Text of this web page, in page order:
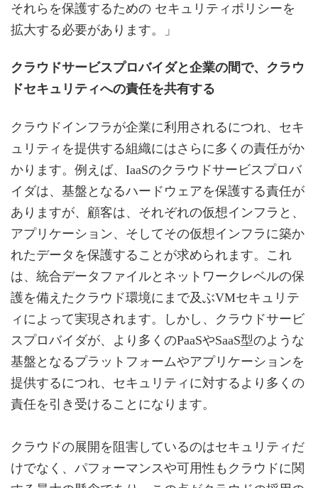
それらを保護するための セキュリティポリシーを
拡大する必要があります。」
クラウドサービスプロバイダと企業の間で、クラウ
ドセキュリティへの責任を共有する
クラウドインフラが企業に利用されるにつれ、セキ
ュリティを提供する組織にはさらに多くの責任がか
かります。例えば、IaaSのクラウドサービスプロバ
イダは、基盤となるハードウェアを保護する責任が
ありますが、顧客は、それぞれの仮想インフラと、
アプリケーション、そしてその仮想インフラに築か
れたデータを保護することが求められます。これ
は、統合データファイルとネットワークレベルの保
護を備えたクラウド環境にまで及ぶVMセキュリテ
ィによって実現されます。しかし、クラウドサービ
スプロバイダが、より多くのPaaSやSaaS型のような
基盤となるプラットフォームやアプリケーションを
提供するにつれ、セキュリティに対するより多くの
責任を引き受けることになります。
クラウドの展開を阻害しているのはセキュリティだ
けでなく、パフォーマンスや可用性もクラウドに関